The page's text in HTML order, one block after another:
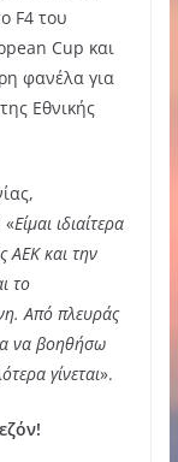
F4 του
Cup και
φανέλα για
Εθνικής
«Είμαι ιδιαίτερα
ΑΕΚ και την
το
Από πλευράς
να βοηθήσω
γίνεται».